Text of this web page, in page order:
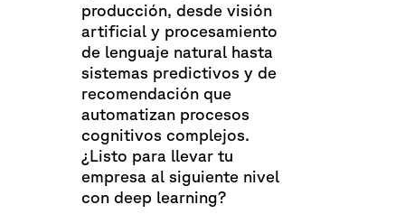
producción, desde visión
artificial y procesamiento
de lenguaje natural hasta
sistemas predictivos y de
recomendación que
automatizan procesos
cognitivos complejos.
¿Listo para llevar tu
empresa al siguiente nivel
con deep learning?